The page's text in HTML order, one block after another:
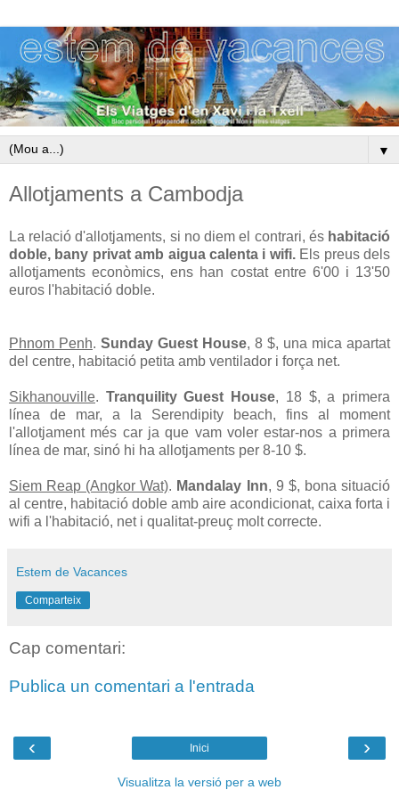
▼
Allotjaments a Cambodja
La relació d'allotjaments, si no diem el contrari, és habitació
doble, bany privat amb aigua calenta i wifi. Els preus dels
allotjaments econòmics, ens han costat entre 6'00 i 13'50
euros l'habitació doble.
Phnom Penh. Sunday Guest House, 8 $, una mica apartat
del centre, habitació petita amb ventilador i força net.
Sikhanouville. Tranquility Guest House, 18 $, a primera
línea de mar, a la Serendipity beach, fins al moment
l'allotjament més car ja que vam voler estar-nos a primera
línea de mar, sinó hi ha allotjaments per 8-10 $.
Siem Reap (Angkor Wat). Mandalay Inn, 9 $, bona situació
al centre, habitació doble amb aire acondicionat, caixa forta i
wifi a l'habitació, net i qualitat-preuç molt correcte.
Estem de Vacances
Comparteix
Cap comentari:
Publica un comentari a l'entrada
‹ ›
Inici
Visualitza la versió per a web